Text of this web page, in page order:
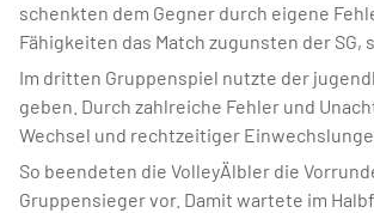
schenkten dem Gegner durch eigene
Fähigkeiten das Match zugunsten der
Im dritten Gruppenspiel nutzte der
geben. Durch zahlreiche Fehler und
Wechsel und rechtzeitiger
So beendeten die VolleyÄlbler die
Gruppensieger vor. Damit wartete im